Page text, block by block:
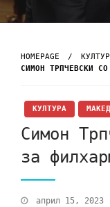
HOMEPAGE
СИМОН ТРПЧЕВСКИ
КУЛТУРА
Симон
за
април 15, 2023